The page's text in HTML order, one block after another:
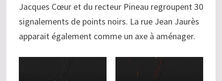
Jacques Cœur et du recteur Pineau regroupent 30
signalements de points noirs. La rue Jean Jaurès
apparait également comme un axe à aménager.